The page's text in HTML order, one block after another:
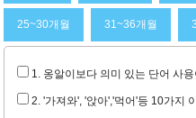
25~30개월 31~36개월
1. 옹알이보다 의미 있는 단어 사
2. '가져와', '앉아','먹어'등 10가지